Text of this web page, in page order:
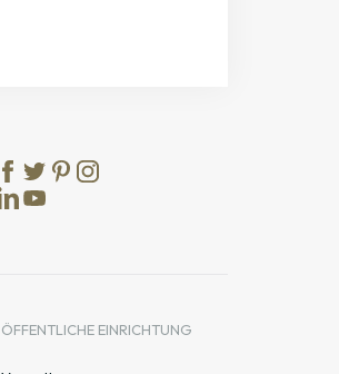
ÖFFENTLICHE EINRICHTUNG